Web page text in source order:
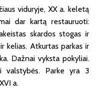
viduryje, XX a. keletą
dar kartą restauruoti:
skardos stogas ir
kelias. Atkurtas parkas ir
Dažnai vyksta pokyliai.
valstybės. Parke yra 3
a.